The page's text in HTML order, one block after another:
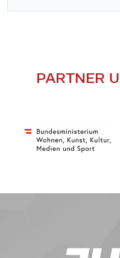
PARTNER